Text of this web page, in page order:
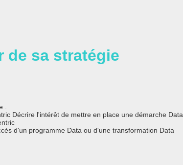
de sa stratégie
:
Décrire l'intérêt de mettre en place une démarche Data
d'un programme Data ou d'une transformation Data